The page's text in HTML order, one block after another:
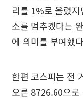
리를 1%로 올렸
소를 멈추겠다는
에 의미를 부여했
한편 코스피는 전
오른 8726.60으로